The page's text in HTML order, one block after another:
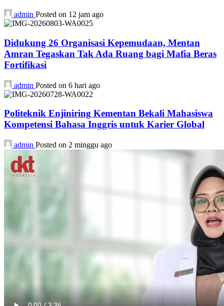
admin Posted on 12 jam ago
Didukung 26 Organisasi Kepemudaan, Mentan
Amran Tegaskan Tak Ada Ruang bagi Mafia Beras
Fortifikasi
admin Posted on 6 hari ago
Politeknik Enjiniring Kementan Bekali Mahasiswa
Kompetensi Bahasa Inggris untuk Karier Global
admin Posted on 2 minggu ago